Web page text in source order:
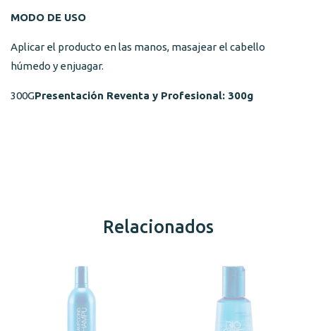
MODO DE USO
Aplicar el producto en las manos, masajear el cabello
húmedo y enjuagar.
300GPresentación Reventa y Profesional: 300g
Relacionados